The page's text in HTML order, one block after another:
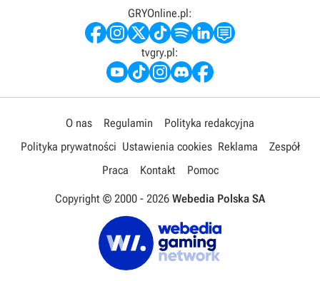
GRYOnline.pl:
tvgry.pl:
O nas Regulamin
Polityka redakcyjna
Polityka prywatności Ustawienia cookies Reklama
Zespół
Praca
Kontakt Pomoc
Copyright © 2000 - 2026 Webedia Polska SA